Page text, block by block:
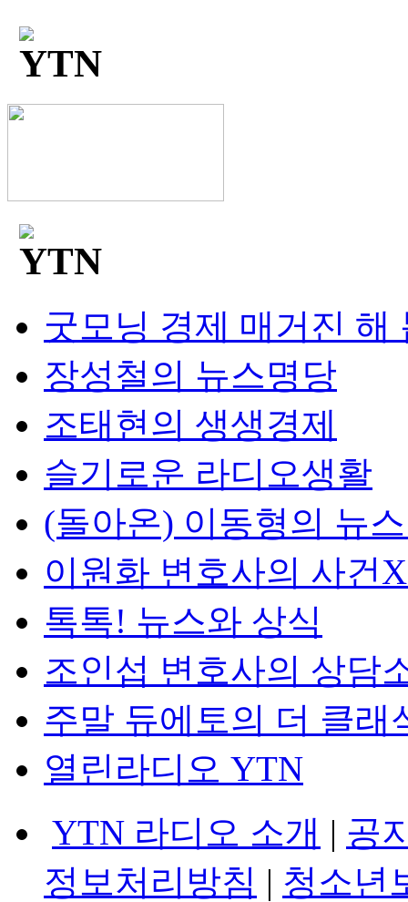
굿모닝 경제 매거진 해
장성철의 뉴스명당
조태현의 생생경제
슬기로운 라디오생활
(돌아온) 이동형의 뉴
이원화 변호사의 사건
톡톡! 뉴스와 상식
조인섭 변호사의 상담
주말 듀에토의 더 클래
열린라디오 YTN
YTN 라디오 소개 | 공
정보처리방침 | 청소년